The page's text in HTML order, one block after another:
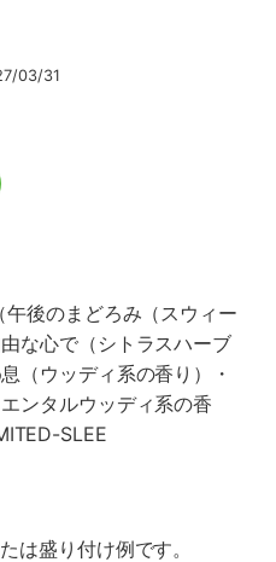
03/31
後のまどろみ（スウィー
な心で（シトラスハーブ
（ウッディ系の香り）・
ンタルウッディ系の香
SLEE
は盛り付け例です。